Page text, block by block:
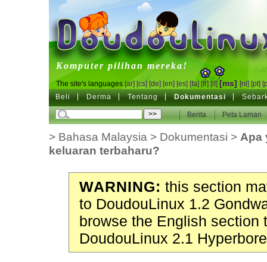
DoudouLinux
Komputer pilihan mereka!
The site's languages [ar] [cs] [de] [en] [es] [fa] [fr] [it] [ms] [nl] [pt]
Beli Derma Tentang Dokumentasi
Berita Peta Laman
> Bahasa Malaysia > Dokumentasi > Apa
keluaran terbaharu?
WARNING: this section
to DoudouLinux 1.2
browse the English section
DoudouLinux 2.1